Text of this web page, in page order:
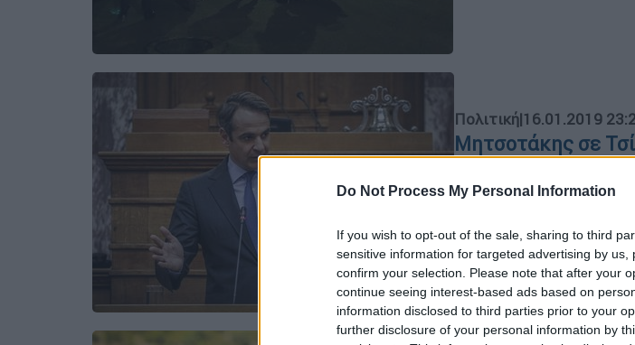
Do Not Process My Personal Information
If you wish to opt-out of the sale, sharing to third
sensitive information for targeted advertising by
confirm your selection. Please note that after your
continue seeing interest-based ads based on
information disclosed to third parties prior to your
further disclosure of your personal information by
Πολιτική|16.01.2019
Μητσοτάκης σε
Ο Αλέξης Τσίπρας,
Μητσοτάκη σε
τη Συμφωνία των